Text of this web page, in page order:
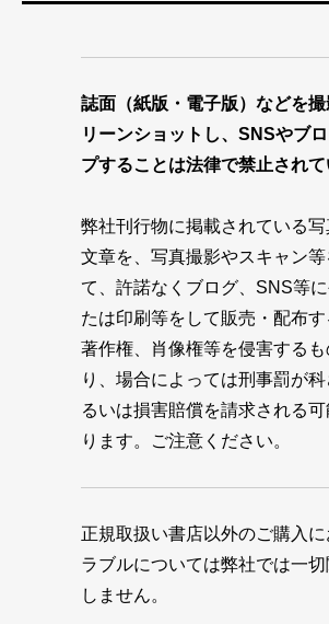
誌面（紙版・電子版）などを撮
リーンショットし、SNSやブ
プすることは法律で禁止されて
弊社刊行物に掲載されている
文章を、写真撮影やスキャン等
て、許諾なくブログ、SNS等に
たは印刷等をして販売・配布
著作権、肖像権等を侵害するも
り、場合によっては刑事罰が
るいは損害賠償を請求される
ります。ご注意ください。
正規取扱い書店以外のご購入に
ラブルについては弊社では一切
しません。